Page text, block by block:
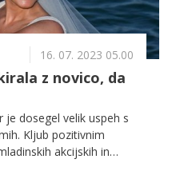
16. 07. 2023 05.00
z novico, da
je dosegel velik uspeh s
Kljub pozitivnim
akcijskih in